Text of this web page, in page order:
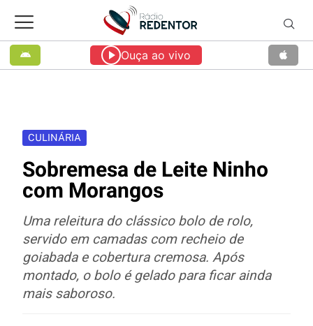
Ouça ao vivo
CULINÁRIA
Sobremesa de Leite Ninho
com Morangos
Uma releitura do clássico bolo de rolo,
servido em camadas com recheio de
goiabada e cobertura cremosa. Após
montado, o bolo é gelado para ficar ainda
mais saboroso.